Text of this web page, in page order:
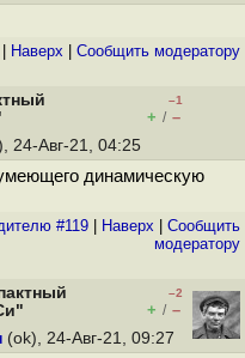
Наверх Cообщить модератору
–1
+ / –
24-Авг-21, 04:25
динамическую
#119 Наверх
Cообщить
модератору
–2
+ / –
(ok), 24-Авг-21, 09:27